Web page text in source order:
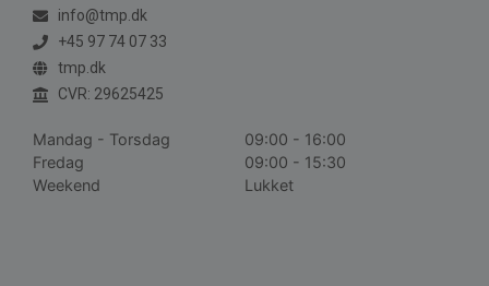
info@tmp.dk
+45 97 74 07 33
tmp.dk
CVR: 29625425
Mandag - Torsdag
09:00 - 16:00
Fredag
09:00 - 15:30
Weekend
Lukket